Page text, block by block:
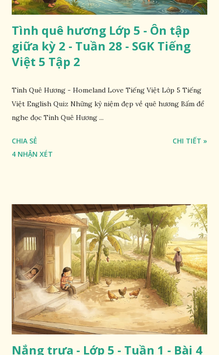
Tình quê hương Lớp 5 - Ôn tập
giữa kỳ 2 - Tuần 28 - SGK Tiếng
Việt 5 Tập 2
Tình Quê Hương - Homeland Love Tiếng Việt Lớp 5 Tiếng
Việt English Quiz Những kỷ niệm đẹp về quê hương Bấm để
nghe đọc Tình Quê Hương ...
CHIA SẺ
4 NHẬN XÉT
CHI TIẾT »
Nắng trưa - Lớp 5 - Tuần 1 - Bài 4